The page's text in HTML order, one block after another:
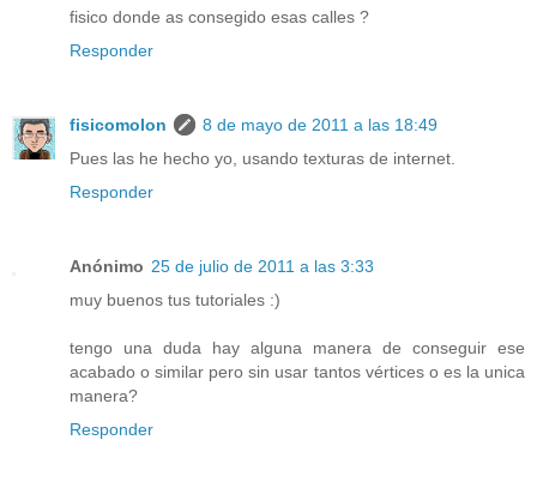
fisico donde as consegido esas calles ?
Responder
fisicomolon
8 de mayo de 2011 a las 18:49
Pues las he hecho yo, usando texturas de internet.
Responder
Anónimo 25 de julio de 2011 a las 3:33
muy buenos tus tutoriales :)
tengo una duda hay alguna manera de conseguir ese
acabado o similar pero sin usar tantos vértices o es la unica
manera?
Responder